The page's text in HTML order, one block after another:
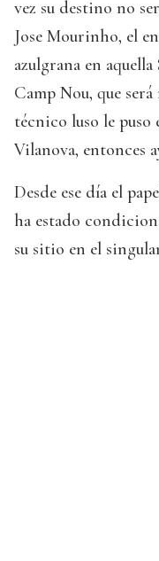
vez su destino no
Jose Mourinho, el
azulgrana en
Camp Nou, que
técnico luso le
Vilanova, entonces
Desde ese día el
ha estado
su sitio en el